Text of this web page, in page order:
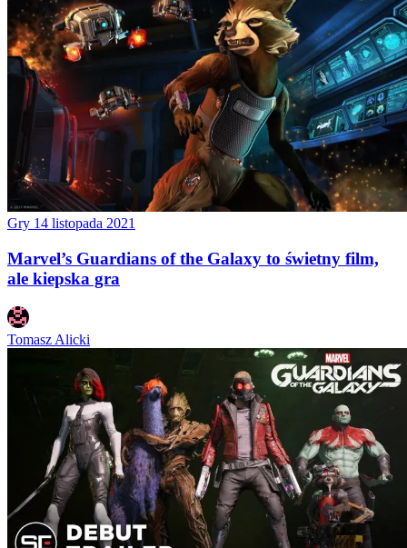
Gry 14 listopada 2021
Marvel’s Guardians of the Galaxy to świetny film,
ale kiepska gra
Tomasz Alicki